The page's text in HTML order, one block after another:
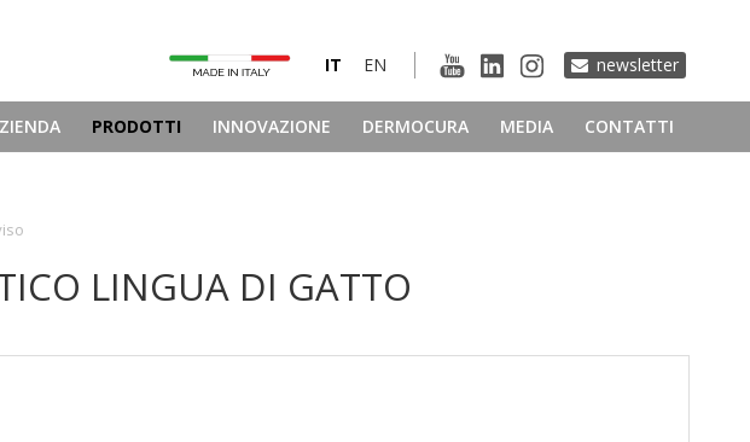
newsletter
EN
IT
PRODOTTI INNOVAZIONE DERMOCURA MEDIA CONTATTI
LINGUA DI GATTO